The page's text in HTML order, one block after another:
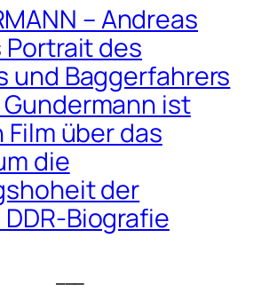
– Andreas
Portrait des
und Baggerfahrers
ist
über das
die
der
Biografie